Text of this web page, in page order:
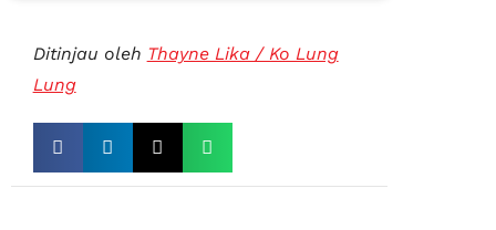
Ditinjau oleh Thayne Lika / Ko Lung
Lung